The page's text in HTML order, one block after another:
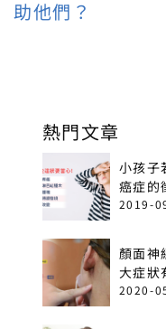
助他們？
熱門文章
小孩
癌症的
2019-
顏面神
大症狀
2020-